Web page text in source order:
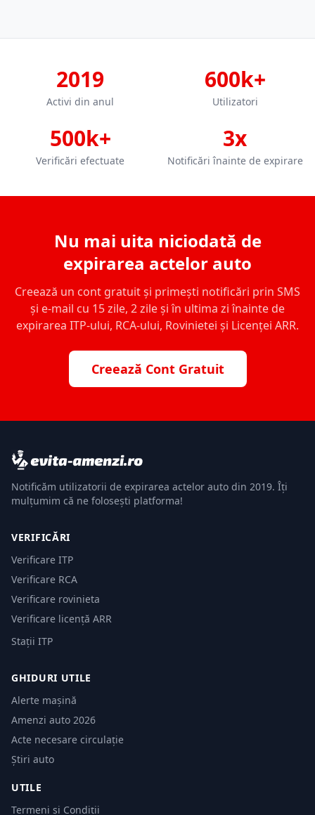
2019
Activi din anul
600k+
Utilizatori
500k+
Verificări efectuate
3x
Notificări înainte de expirare
Nu mai uita niciodată de
expirarea actelor auto
Creează un cont gratuit și primești notificări prin SMS
și e-mail cu 15 zile, 2 zile și în ultima zi înainte de
expirarea ITP-ului, RCA-ului, Rovinietei și Licenței ARR.
Creează Cont Gratuit
Notificăm utilizatorii de expirarea actelor auto din 2019. Îți
mulțumim că ne folosești platforma!
VERIFICĂRI
Verificare ITP
Verificare RCA
Verificare rovinieta
Verificare licență ARR
Stații ITP
GHIDURI UTILE
Alerte mașină
Amenzi auto 2026
Acte necesare circulație
Știri auto
UTILE
Termeni și Condiții